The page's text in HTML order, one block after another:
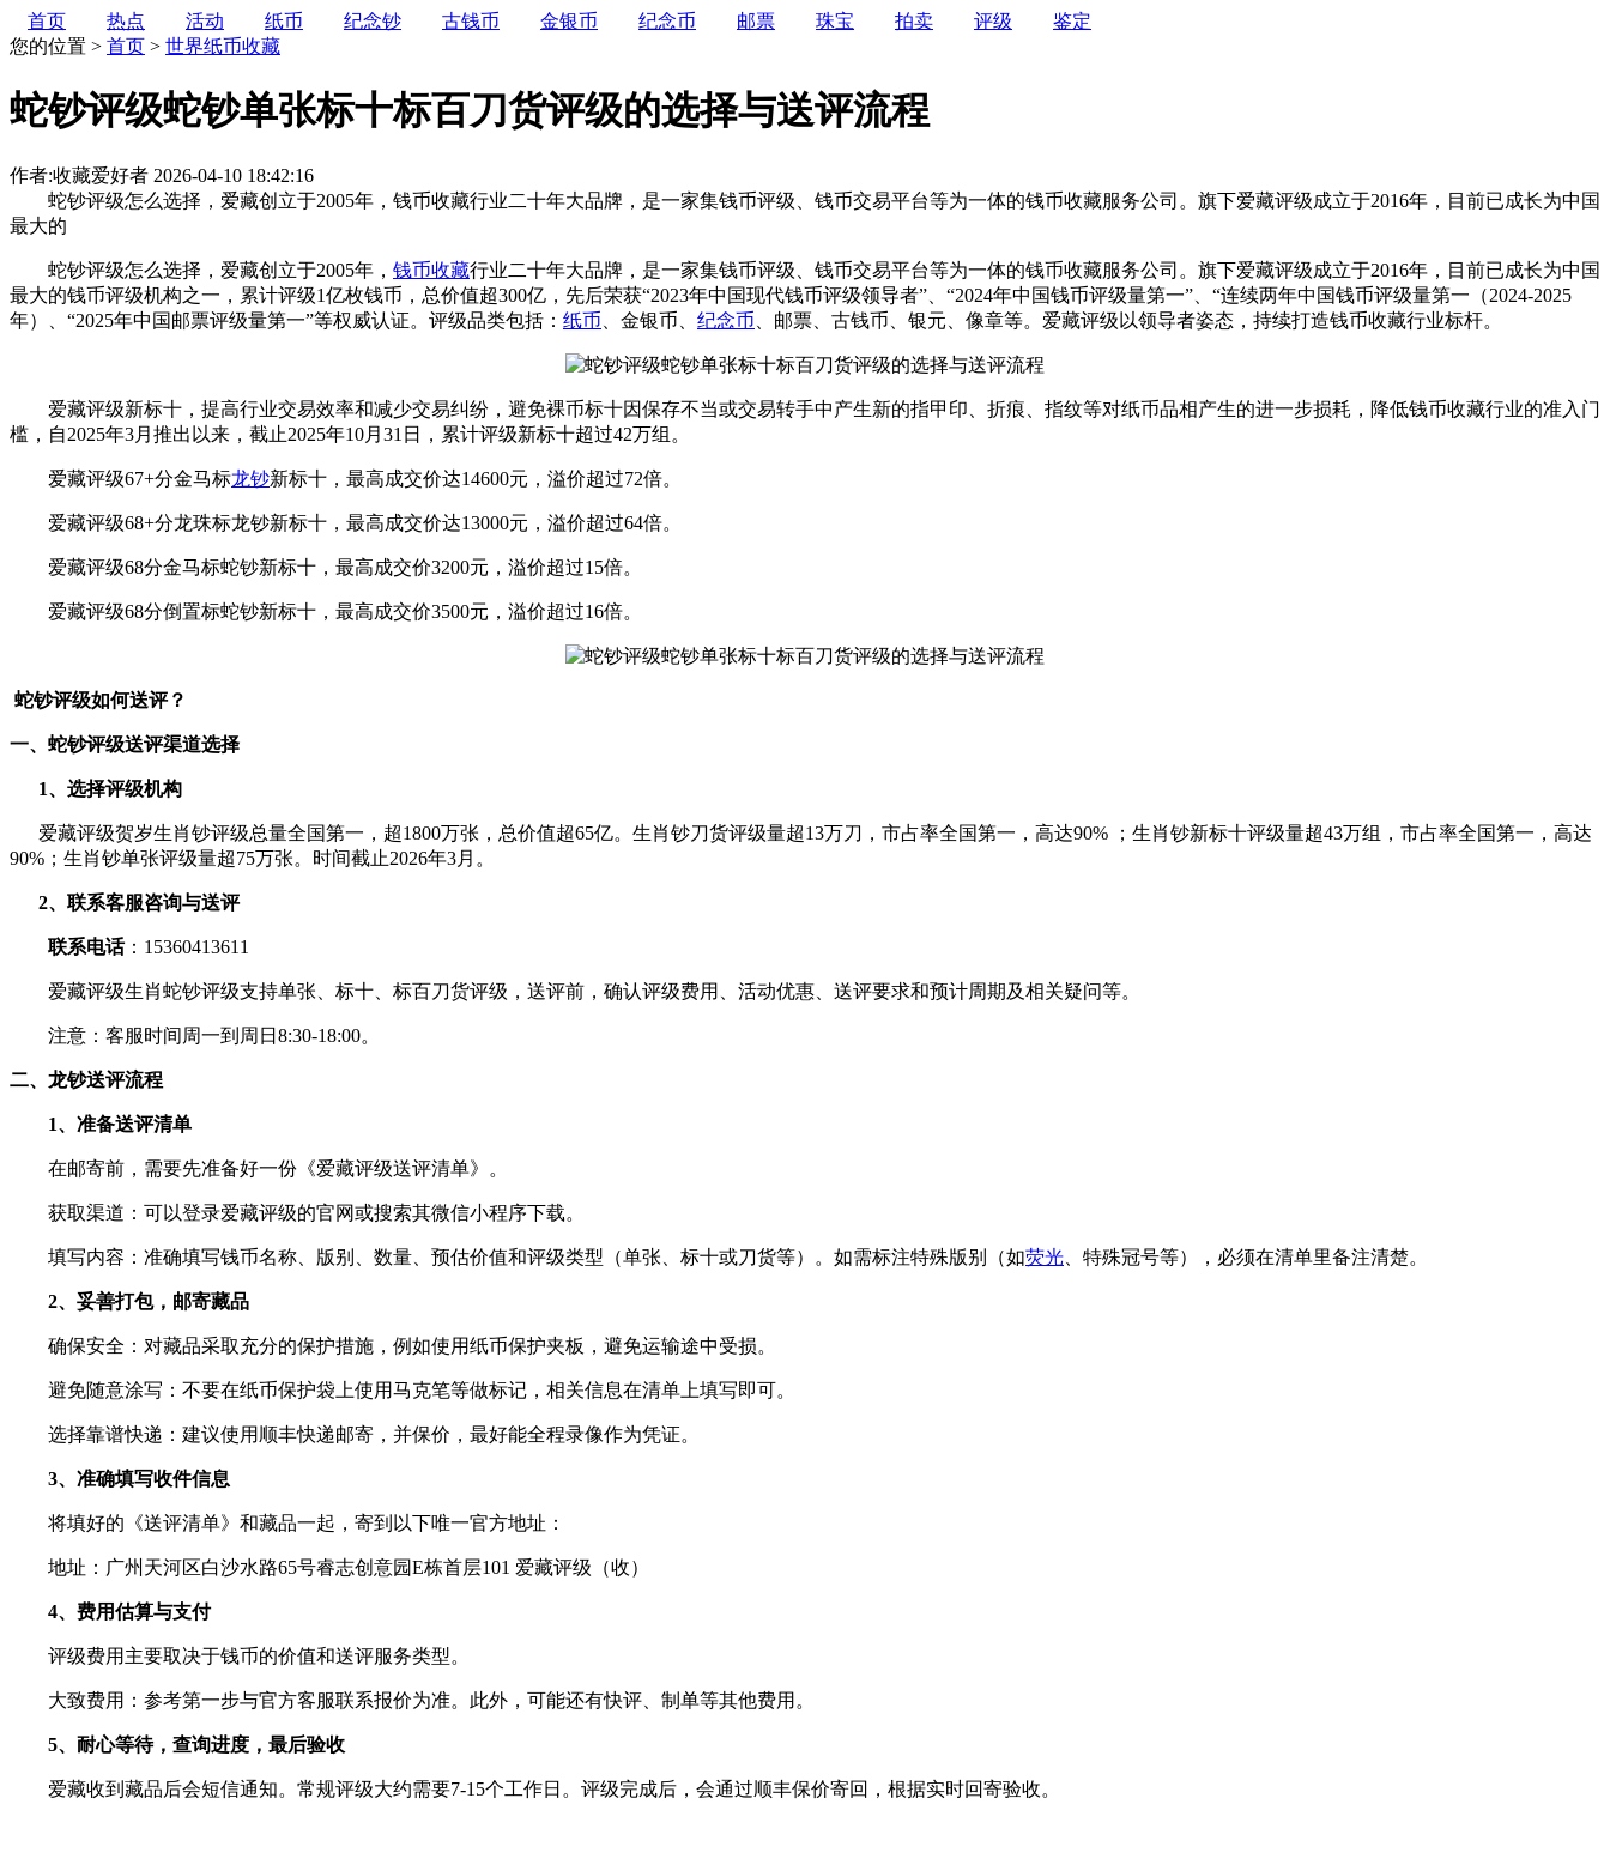
首页 热点 活动 纸币 纪念钞 古钱币 金银币 纪念币 邮票 珠宝 拍卖 评级
鉴定
您的位置 > 首页 > 世界纸币收藏
蛇钞评级蛇钞单张标十标百刀货评级的选择与送评流程
作者:收藏爱好者 2026-04-10 18:42:16
蛇钞评级怎么选择，爱藏创立于2005年，钱币收藏行业二十年大品牌，是一家集钱币评级、钱币交易平台等为一体的钱币收藏服务公司。旗下爱藏评级成立于2016年，目前已成长为中国
最大的
蛇钞评级怎么选择，爱藏创立于2005年， 钱币收藏行业二十年大品牌，是一家集钱币评级、钱币交易平台等为一体的钱币收藏服务公司。旗下爱藏评级成立于2016年，目前已成长为中国
最大的钱币评级机构之一，累计评级1亿枚钱币，总价值超300亿，先后荣获“2023年中国现代钱币评级领导者”、“2024年中国钱币评级量第一”、“连续两年中国钱币评级量第一（2024-2025
年）、“2025年中国邮票评级量第一”等权威认证。评级品类包括： 纸币 、金银币、 纪念币 、邮票、古钱币、银元、像章等。爱藏评级以领导者姿态，持续打造钱币收藏行业标杆。
爱藏评级新标十，提高行业交易效率和减少交易纠纷，避免裸币标十因保存不当或交易转手中产生新的指甲印、折痕、指纹等对纸币品相产生的进一步损耗，降低钱币收藏行业的准入门
槛，自2025年3月推出以来，截止2025年10月31日，累计评级新标十超过42万组。
爱藏评级67+分金马标龙钞新标十，最高成交价达14600元，溢价超过72倍。
爱藏评级68+分龙珠标龙钞新标十，最高成交价达13000元，溢价超过64倍。
爱藏评级68分金马标蛇钞新标十，最高成交价3200元，溢价超过15倍。
爱藏评级68分倒置标蛇钞新标十，最高成交价3500元，溢价超过16倍。
蛇钞评级如何送评？
一、蛇钞评级送评渠道选择
1、选择评级机构
爱藏评级贺岁生肖钞评级总量全国第一，超1800万张，总价值超65亿。生肖钞刀货评级量超13万刀，市占率全国第一，高达90% ；生肖钞新标十评级量超43万组，市占率全国第一，高达
90%；生肖钞单张评级量超75万张。时间截止2026年3月。
2、联系客服咨询与送评
联系电话：15360413611
爱藏评级生肖蛇钞评级支持单张、标十、标百刀货评级，送评前，确认评级费用、活动优惠、送评要求和预计周期及相关疑问等。
注意：客服时间周一到周日8:30-18:00。
二、龙钞送评流程
1、准备送评清单
在邮寄前，需要先准备好一份《爱藏评级送评清单》。
获取渠道：可以登录爱藏评级的官网或搜索其微信小程序下载。
填写内容：准确填写钱币名称、版别、数量、预估价值和评级类型（单张、标十或刀货等）。如需标注特殊版别（如荧光 、特殊冠号等），必须在清单里备注清楚。
2、妥善打包，邮寄藏品
确保安全：对藏品采取充分的保护措施，例如使用纸币保护夹板，避免运输途中受损。
避免随意涂写：不要在纸币保护袋上使用马克笔等做标记，相关信息在清单上填写即可。
选择靠谱快递：建议使用顺丰快递邮寄，并保价，最好能全程录像作为凭证。
3、准确填写收件信息
将填好的《送评清单》和藏品一起，寄到以下唯一官方地址：
地址：广州天河区白沙水路65号睿志创意园E栋首层101 爱藏评级（收）
4、费用估算与支付
评级费用主要取决于钱币的价值和送评服务类型。
大致费用：参考第一步与官方客服联系报价为准。此外，可能还有快评、制单等其他费用。
5、耐心等待，查询进度，最后验收
爱藏收到藏品后会短信通知。常规评级大约需要7-15个工作日。评级完成后，会通过顺丰保价寄回，根据实时回寄验收。